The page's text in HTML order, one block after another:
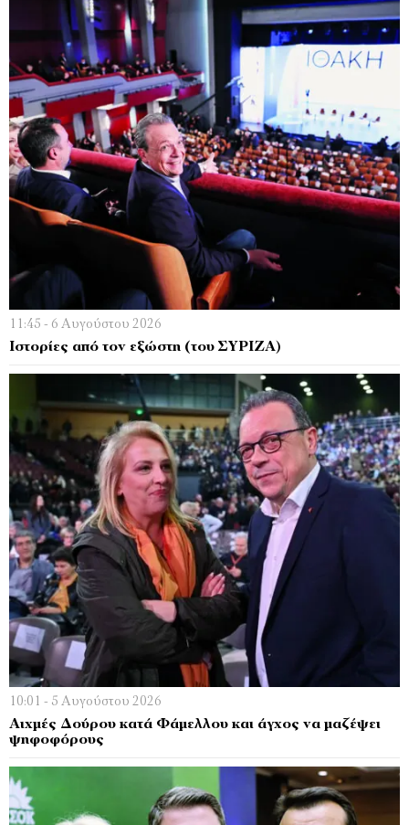
11:45 - 6 Αυγούστου 2026
Ιστορίες από τον εξώστη (του ΣΥΡΙΖΑ)
10:01 - 5 Αυγούστου 2026
Αιχμές Δoύρου κατά Φάμελλου και άγχος να μαζέψει
ψηφοφόρους